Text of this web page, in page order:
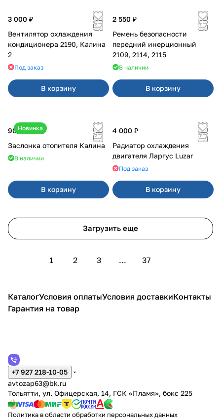
3 000 ₽
Вентилятор охлаждения
кондиционера 2190, Калина
2
Под заказ
В корзину
2 550 ₽
Ремень безопасности
передний инерционный
2109, 2114, 2115
В наличии
В корзину
Новинка
900 ₽
Заслонка отопителя Калина
В наличии
В корзину
4 000 ₽
Радиатор охлаждения
двигателя Ларгус Luzar
Под заказ
В корзину
Загрузить еще
1 2 3 ... 37
КаталогУсловия оплатыУсловия доставкиКонтакты
Гарантия на товар
+7 927 218-10-05
avtozap63@bk.ru
Тольятти, ул. Офицерская, 14, ГСК «Пламя», бокс 225
Политика в области обработки персональных данных